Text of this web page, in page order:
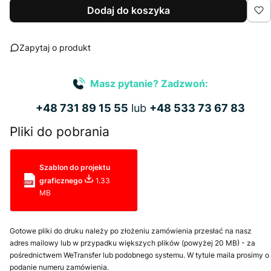
Dodaj do koszyka
Zapytaj o produkt
Masz pytanie? Zadzwoń:
+48 731 89 15 55 lub +48 533 73 67 83
Pliki do pobrania
Szablon do projektu
graficznego
1.33
MB
Gotowe pliki do druku należy po złożeniu zamówienia przesłać na nasz
adres mailowy lub w przypadku większych plików (powyżej 20 MB) - za
pośrednictwem WeTransfer lub podobnego systemu. W tytule maila prosimy o
podanie numeru zamówienia.